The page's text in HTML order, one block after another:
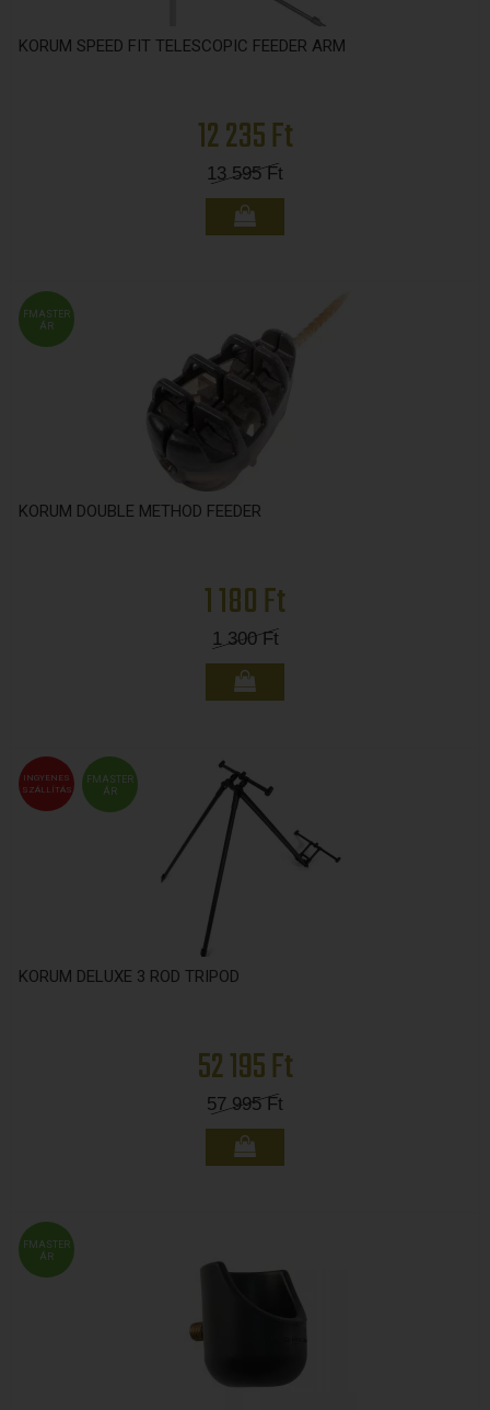
KORUM SPEED FIT TELESCOPIC FEEDER ARM
12 235 Ft
13 595Ft
FMASTER
ÁR
KORUM DOUBLE METHOD FEEDER
1 180 Ft
1 300Ft
FMASTER
ÁR
INGYENES
SZÁLLÍTÁS
KORUM DELUXE 3 ROD TRIPOD
52 195 Ft
57 995Ft
FMASTER
ÁR